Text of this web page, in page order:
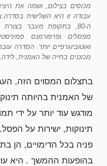
עבודה זו היא השלישית
ה-80, בתקופת מעבר
מפסלים ופרפורמנס
ואוטוביוגרפיים יותר. הסדרה
מכוננים בחייה של האמנית, לידה, דרך
בתצלום המסוים הזה,
מודגש עוד יותר על ידי
תינוקות, ישירות על
פניה בכל הדימויים, הן
בהופעות ההמשך . היא